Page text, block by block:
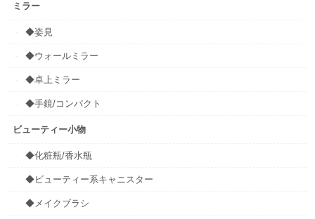
ミラー
◆姿見
◆ウォールミラー
◆卓上ミラー
◆手鏡/コンパクト
ビューティー小物
◆化粧瓶/香水瓶
◆ビューティー系キャニスター
◆メイクブラシ